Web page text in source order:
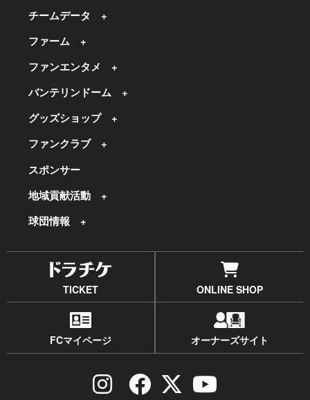
チームデータ
ファーム
ファンエンタメ
バンテリンドーム
グッズショップ
ファンクラブ
スポンサー
地域貢献活動
球団情報
TICKET ONLINE SHOP
FCマイページ オーナーズサイト